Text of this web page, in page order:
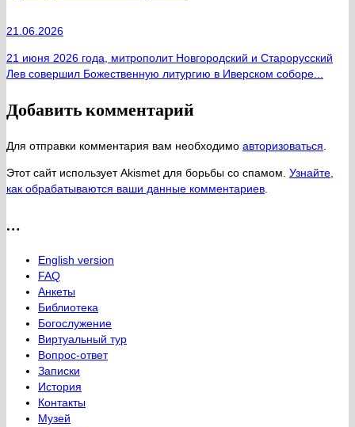
21.06.2026
21 июня 2026 года, митрополит Новгородский и Старорусский
Лев совершил Божественную литургию в Иверском соборе...
Добавить комментарий
Для отправки комментария вам необходимо авторизоваться.
Этот сайт использует Akismet для борьбы со спамом. Узнайте,
как обрабатываются ваши данные комментариев.
…
English version
FAQ
Анкеты
Библиотека
Богослужение
Виртуальный тур
Вопрос-ответ
Записки
История
Контакты
Музей